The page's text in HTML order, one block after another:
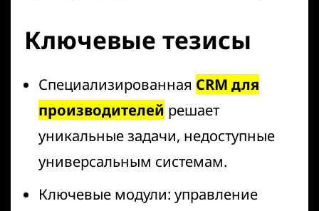
Ключевые тезисы
Специализированная CRM для
производителей решает
уникальные задачи, недоступные
универсальным системам.
Ключевые модули: управление